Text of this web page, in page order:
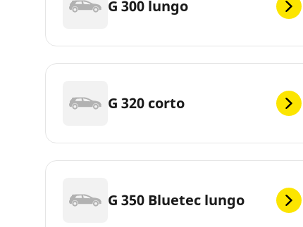
G 300 lungo
G 320 corto
G 350 Bluetec lungo